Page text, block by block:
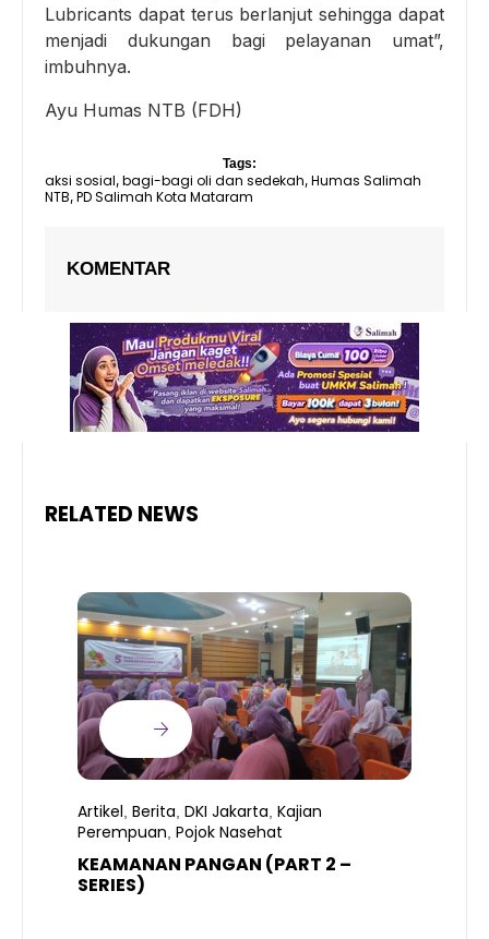
Lubricants dapat terus berlanjut sehingga dapat
menjadi dukungan bagi pelayanan umat”,
imbuhnya.
Ayu Humas NTB (FDH)
Tags:
aksi sosial, bagi-bagi oli dan sedekah, Humas Salimah
NTB, PD Salimah Kota Mataram
KOMENTAR
RELATED NEWS
Artikel Berita DKI Jakarta Kajian
Perempuan Pojok Nasehat
KEAMANAN PANGAN (PART 2 –
SERIES)